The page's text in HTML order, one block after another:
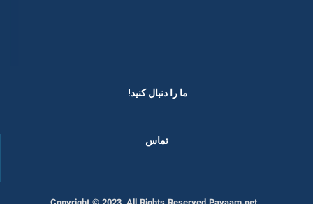
ما را دنبال کنید! ​
تماس